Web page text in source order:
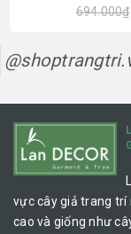
694.000₫
vực cây giả trang trí
cao và giống như